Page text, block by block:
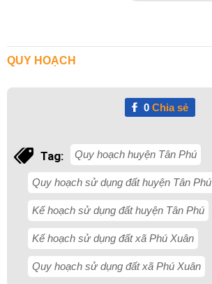
QUY HOẠCH
0Chia sẻ
Tag: Quy hoạch huyện Tân Phú
Quy hoạch sử dụng đất huyện Tân Phú
Kế hoạch sử dụng đất huyện Tân Phú
Kế hoạch sử dụng đất xã Phú Xuân
Quy hoạch sử dụng đất xã Phú Xuân